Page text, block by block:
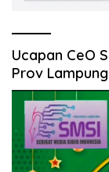
Ucapan CeO
Prov Lampung